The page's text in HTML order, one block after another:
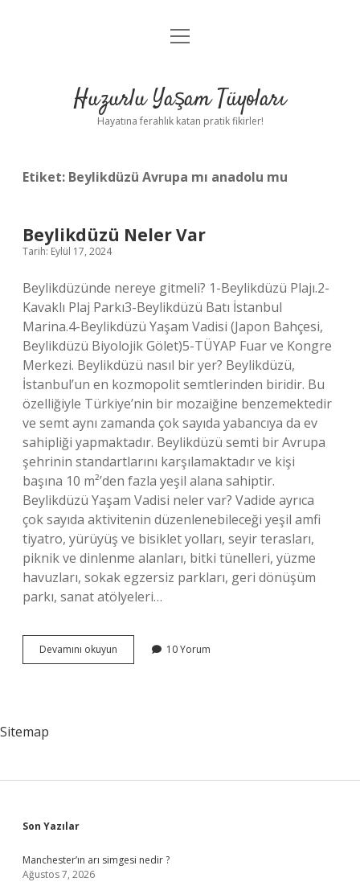
Anasayfa
Yasal Uyarı
menüyü
Huzurlu Yaşam Tüyoları
Hayatına ferahlık katan pratik fikirler!
Etiket: Beylikdüzü Avrupa mı anadolu mu
Beylikdüzü Neler Var
Tarih: Eylül 17, 2024
Beylikdüzünde nereye gitmeli? 1-Beylikdüzü Plajı.2-
Kavaklı Plaj Parkı3-Beylikdüzü Batı İstanbul
Marina.4-Beylikdüzü Yaşam Vadisi (Japon Bahçesi,
Beylikdüzü Biyolojik Gölet)5-TÜYAP Fuar ve Kongre
Merkezi. Beylikdüzü nasıl bir yer? Beylikdüzü,
İstanbul’un en kozmopolit semtlerinden biridir. Bu
özelliğiyle Türkiye’nin bir mozaiğine benzemektedir
ve semt aynı zamanda çok sayıda yabancıya da ev
sahipliği yapmaktadır. Beylikdüzü semti bir Avrupa
şehrinin standartlarını karşılamaktadır ve kişi
başına 10 m²’den fazla yeşil alana sahiptir.
Beylikdüzü Yaşam Vadisi neler var? Vadide ayrıca
çok sayıda aktivitenin düzenlenebileceği yeşil amfi
tiyatro, yürüyüş ve bisiklet yolları, seyir terasları,
piknik ve dinlenme alanları, bitki tünelleri, yüzme
havuzları, sokak egzersiz parkları, geri dönüşüm
parkı, sanat atölyeleri…
Devamını okuyun Beylikdüzü
Neler
10 Yorum
Sitemap
Sidebar
Son Yazılar
Manchester’ın arı simgesi nedir ?
Ağustos 7, 2026